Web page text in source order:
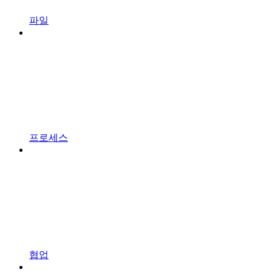
파일
프로세스
협업